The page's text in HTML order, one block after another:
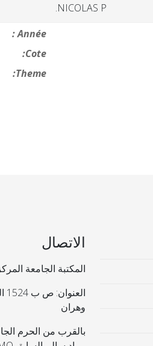
NICOLAS P.
Année :
Cote:
Theme:
الاتصال
المكتبة الجامعة
وهران
بالقرب من الحرم